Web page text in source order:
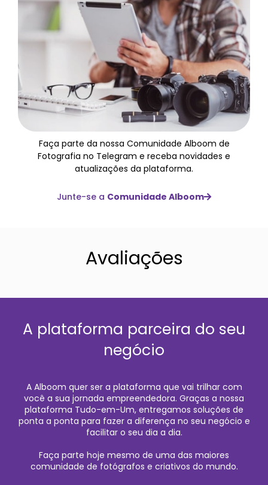
Faça parte da nossa Comunidade Alboom de
Fotografia no Telegram e receba novidades e
atualizações da plataforma.
Junte-se a Comunidade Alboom
Avaliações
A plataforma parceira do seu
negócio
A Alboom quer ser a plataforma que vai trilhar com
você a sua jornada empreendedora. Graças a nossa
plataforma Tudo-em-Um, entregamos soluções de
ponta a ponta para fazer a diferença no seu negócio e
facilitar o seu dia a dia.
Faça parte hoje mesmo de uma das maiores
comunidade de fotógrafos e criativos do mundo.